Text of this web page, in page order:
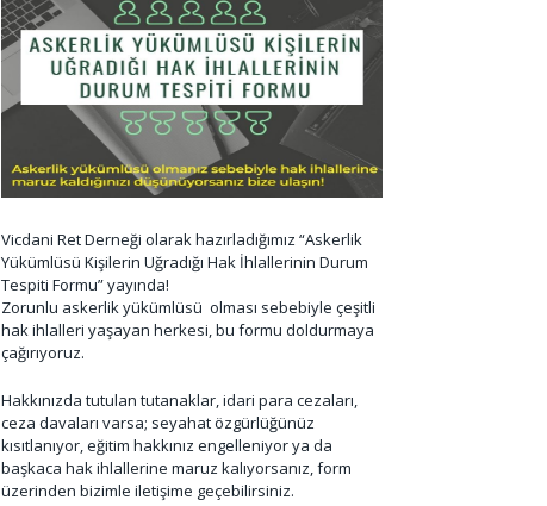
Vicdani Ret Derneği olarak hazırladığımız “Askerlik
Yükümlüsü Kişilerin Uğradığı Hak İhlallerinin Durum
Tespiti Formu” yayında!
Zorunlu askerlik yükümlüsü olması sebebiyle çeşitli
hak ihlalleri yaşayan herkesi, bu formu doldurmaya
çağırıyoruz.
Hakkınızda tutulan tutanaklar, idari para cezaları,
ceza davaları varsa; seyahat özgürlüğünüz
kısıtlanıyor, eğitim hakkınız engelleniyor ya da
başkaca hak ihlallerine maruz kalıyorsanız, form
üzerinden bizimle iletişime geçebilirsiniz.